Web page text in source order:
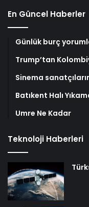
En Güncel Haberler
Günlük burç
Trump’tan
Sinema
Batıkent Halı
Umre Ne Kadar
Teknoloji Haberleri